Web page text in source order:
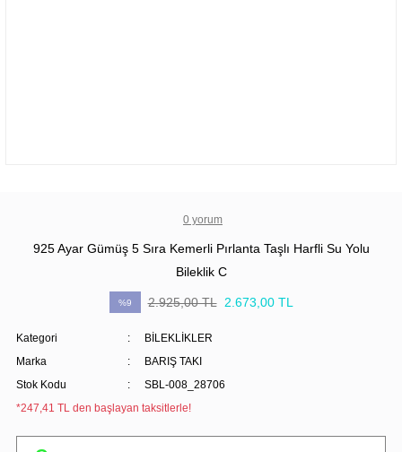
0 yorum
925 Ayar Gümüş 5 Sıra Kemerli Pırlanta Taşlı Harfli Su Yolu
Bileklik C
%9 2.925,00 TL 2.673,00 TL
Kategori
BİLEKLİKLER
Marka
BARIŞ TAKI
Stok Kodu
SBL-008_28706
*247,41 TL den başlayan taksitlerle!